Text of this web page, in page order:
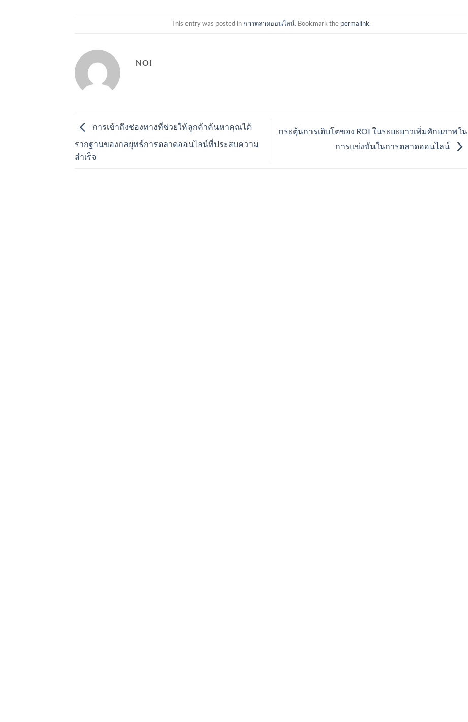
This entry was posted in การตลาดออนไลน์. Bookmark the permalink.
NOI
การเข้าถึงช่องทางที่ช่วยให้ลูกค้าค้นหาคุณได้
รากฐานของกลยุทธ์การตลาดออนไลน์ที่ประสบความ
สำเร็จ
กระตุ้นการเติบโตของ ROI ในระยะยาวเพิ่มศักยภาพใน
การแข่งขันในการตลาดออนไลน์